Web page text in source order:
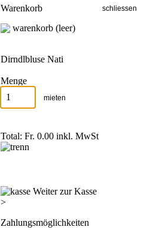
Warenkorb
warenkorb (leer)
Dirndlbluse Nati
Menge
Total: Fr. 0.00 inkl. MwSt
Weiter zur Kasse
>
Zahlungsmöglichkeiten